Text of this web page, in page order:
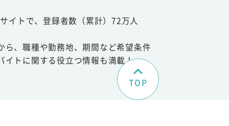
イトで、登録者数（累計）72万人
、職種や勤務地、期間など希望条件
イトに関する役立つ情報も満載！
TOP